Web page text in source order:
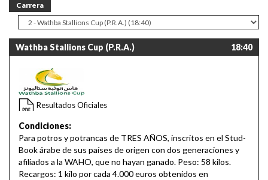
Carrera
Wathba Stallions Cup (P.R.A.) 18:40
Resultados Oficiales
Condiciones:
Para potros y potrancas de TRES AÑOS, inscritos en el Stud-
Book árabe de sus países de origen con dos generaciones y
afiliados a la WAHO, que no hayan ganado. Peso: 58 kilos.
Recargos: 1 kilo por cada 4.000 euros obtenidos en